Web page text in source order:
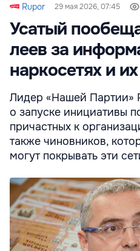
Rupor 29 мая 2026, 07:45
Усатый
леев за
наркосетях и
Лидер «Нашей Партии»
о запуске инициативы
причастных к
также чиновников,
могут покрывать эти